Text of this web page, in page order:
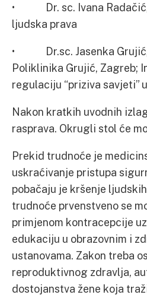
• Dr. sc. Ivana Radačić,
ljudska prava
• Dr.sc. Jasenka Grujić,
Poliklinika Grujić, Zagreb;
regulaciju “priziva savjeti”
Nakon kratkih uvodnih
rasprava. Okrugli stol će
Prekid trudnoće je
uskraćivanje pristupa
pobačaju je kršenje
trudnoće prvenstveno se
primjenom kontracepcije
edukaciju u obrazovnim i
ustanovama. Zakon treba
reproduktivnog zdravlja,
dostojanstva žene koja